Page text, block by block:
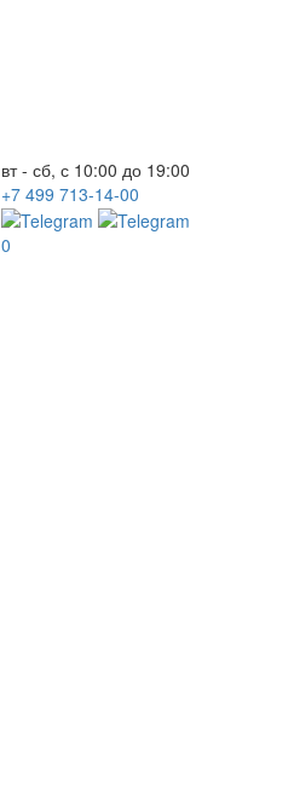
вт - сб, с 10:00 до 19:00
+7 499 713-14-00
0